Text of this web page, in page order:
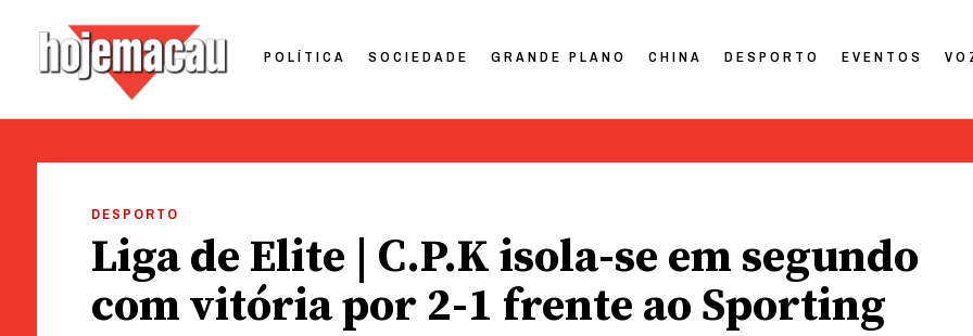
POLÍTICA SOCIEDADE GRANDE PLANO CHINA DESPORTO EVENTOS
DESPORTO
Liga de Elite | C.P.K isola-se em segundo
com vitória por 2-1 frente ao Sporting